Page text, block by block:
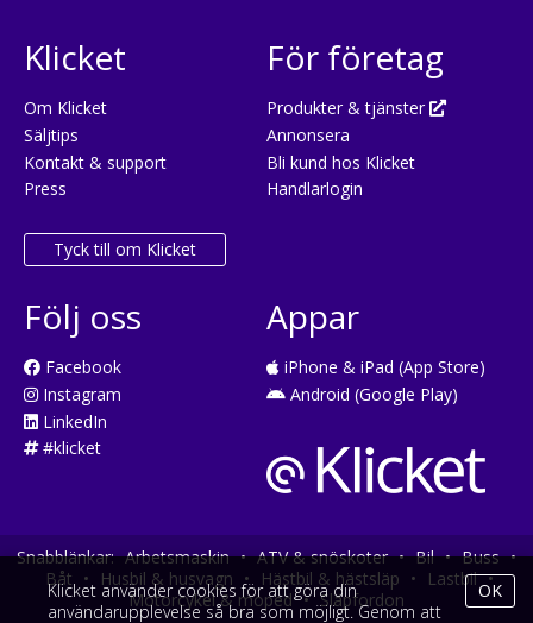
Klicket
Om Klicket
Säljtips
Kontakt & support
Press
Tyck till om Klicket
För företag
Produkter & tjänster
Annonsera
Bli kund hos Klicket
Handlarlogin
Följ oss
Facebook
Instagram
LinkedIn
#klicket
Appar
iPhone & iPad (App Store)
Android (Google Play)
Snabblänkar: Arbetsmaskin • ATV & snöskoter • Bil • Buss •
Båt • Husbil & husvagn • Hästbil & hästsläp • Lastbil •
Motorcykel & moped • Släpfordon
Klicket använder cookies för att göra din
användarupplevelse så bra som möjligt. Genom att
OK